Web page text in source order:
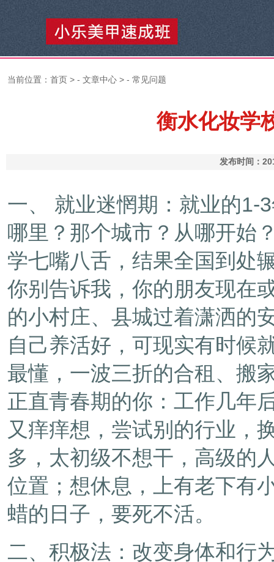
当前位置： 首页 > - 文章中心 > - 常见问题
衡水化妆学
发布时间：
一、 就业迷惘期：就业的1-
哪里？那个城市？从哪开始
学七嘴八舌，结果全国到处
你别告诉我，你的朋友现在
的小村庄、县城过着潇洒的
自己养活好，可现实有时候
最懂，一波三折的合租、搬
正直青春期的你：工作几年
又痒痒想，尝试别的行业，
多，太初级不想干，高级的
位置；想休息，上有老下
蜡的日子，要死不活。
二、积极法：改变身体和行